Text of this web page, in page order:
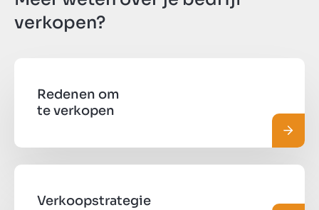
verkopen?
Redenen om
te verkopen
Lees
Verkoopstrategie